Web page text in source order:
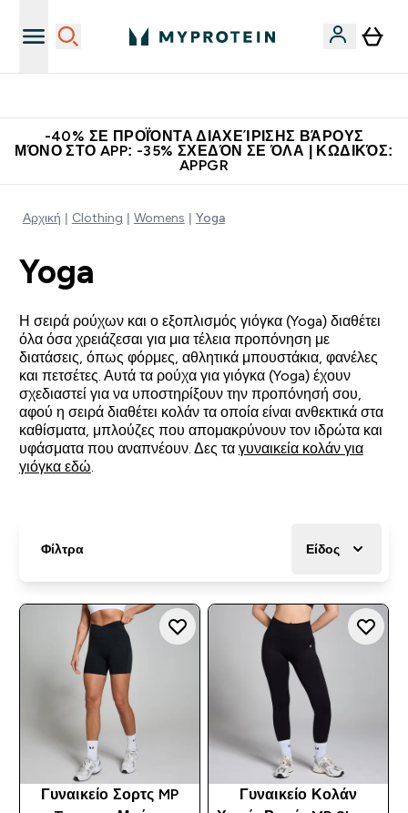
-40% ΣΕ ΠΡΟΪΌΝΤΑ ΔΙΑΧΕΊΡΙΣΗΣ ΒΆΡΟΥΣ
ΜΌΝΟ ΣΤΟ APP: -35% ΣΧΕΔΌΝ ΣΕ ΌΛΑ | ΚΩΔΙΚΌΣ:
APPGR
Αρχική Clothing Womens Yoga
Yoga
Η σειρά ρούχων και ο εξοπλισμός γιόγκα (Yoga) διαθέτει
όλα όσα χρειάζεσαι για μια τέλεια προπόνηση με
διατάσεις, όπως φόρμες, αθλητικά μπουστάκια, φανέλες
και πετσέτες. Αυτά τα ρούχα για γιόγκα (Yoga) έχουν
σχεδιαστεί για να υποστηρίξουν την προπόνησή σου,
αφού η σειρά διαθέτει κολάν τα οποία είναι ανθεκτικά στα
καθίσματα, μπλούζες που απομακρύνουν τον ιδρώτα και
υφάσματα που αναπνέουν. Δες τα γυναικεία κολάν για
γιόγκα εδώ
Φίλτρα Είδος
Γυναικείο Σορτς MP
Γυναικείο Κολάν